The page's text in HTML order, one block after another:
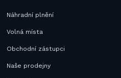
Náhradní plnění
Volná místa
Obchodní zástupci
Naše prodejny